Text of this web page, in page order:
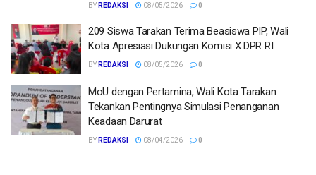
BY REDAKSI 08/05/2026 0
209 Siswa Tarakan Terima Beasiswa PIP, Wali
Kota Apresiasi Dukungan Komisi X DPR RI
BY REDAKSI 08/05/2026 0
MoU dengan Pertamina, Wali Kota Tarakan
Tekankan Pentingnya Simulasi Penanganan
Keadaan Darurat
BY REDAKSI 08/04/2026 0